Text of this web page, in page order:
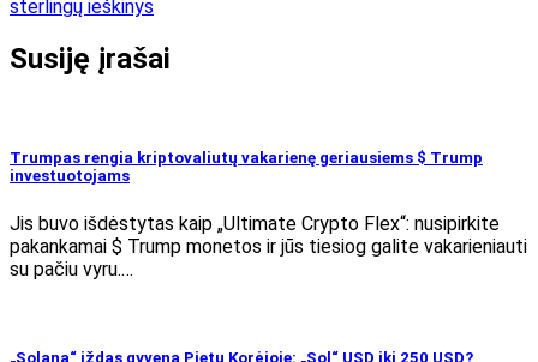
sterlingų ieškinys
Susiję įrašai
Trumpas rengia kriptovaliutų vakarienę geriausiems $ Trump
investuotojams
Jis buvo išdėstytas kaip „Ultimate Crypto Flex“: nusipirkite
pakankamai $ Trump monetos ir jūs tiesiog galite vakarieniauti
su pačiu vyru.…
„Solana“ iždas gyvena Pietų Korėjoje: „Sol“ USD iki 250 USD?